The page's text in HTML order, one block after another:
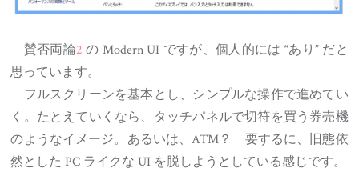
賛否両論2 の Modern UI ですが、個人的には “あり” だと
思っています。
フルスクリーンを基本とし、シンプルな操作で進めてい
く。たとえていくなら、タッチパネルで切符を買う券売機
のようなイメージ。あるいは、ATM？ 要するに、旧態依
然とした PC ライクな UI を脱しようとしている感じです。